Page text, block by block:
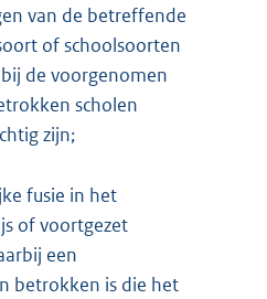
van de betreffende
of schoolsoorten
de voorgenomen
scholen
zijn;
fusie in het
of voortgezet
een
betrokken is die het